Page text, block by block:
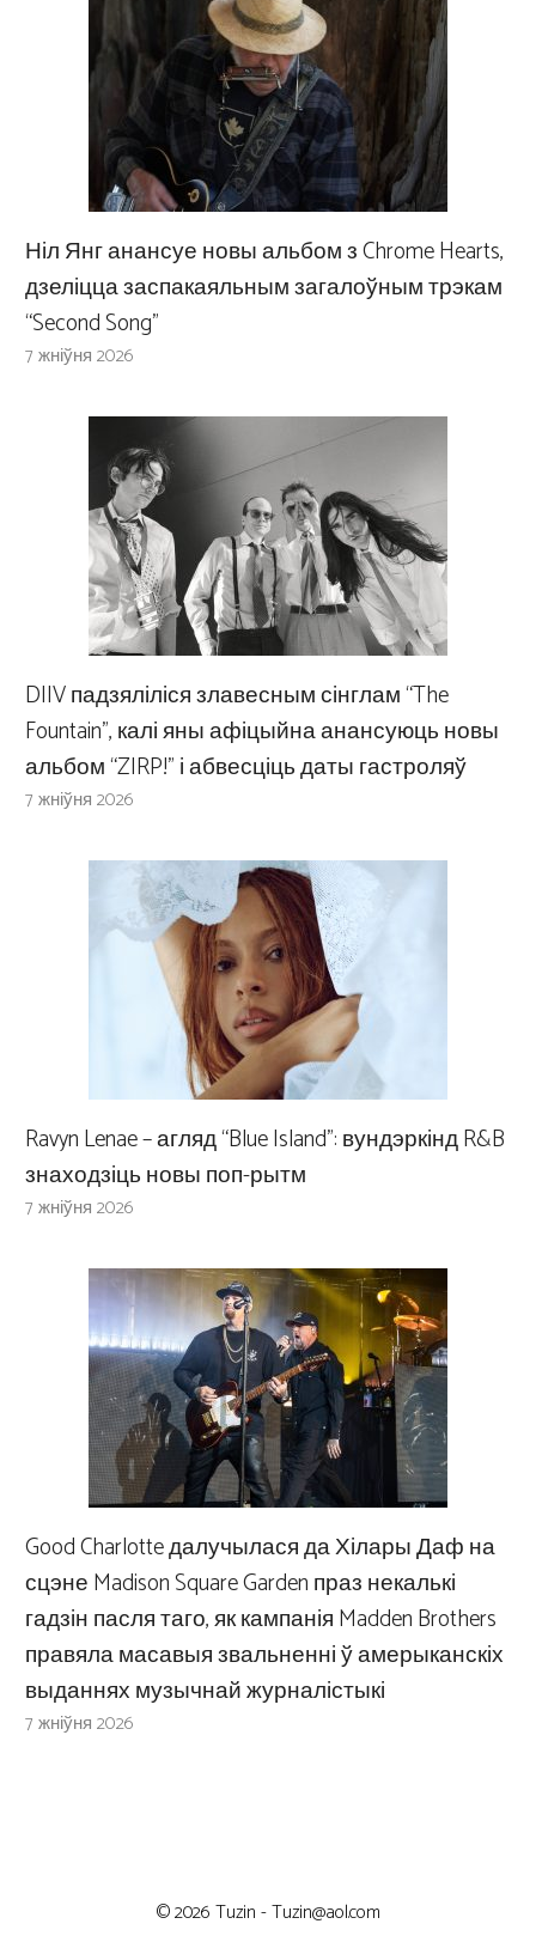
Ніл Янг анансуе новы альбом з Chrome Hearts,
дзеліцца заспакаяльным загалоўным трэкам
“Second Song”
7 жніўня 2026
DIIV падзяліліся злавесным сінглам “The
Fountain”, калі яны афіцыйна анансуюць новы
альбом “ZIRP!” і абвесціць даты гастроляў
7 жніўня 2026
Ravyn Lenae – агляд “Blue Island”: вундэркінд R&B
знаходзіць новы поп-рытм
7 жніўня 2026
Good Charlotte далучылася да Хілары Даф на
сцэне Madison Square Garden праз некалькі
гадзін пасля таго, як кампанія Madden Brothers
правяла масавыя звальненні ў амерыканскіх
выданнях музычнай журналістыкі
7 жніўня 2026
© 2026 Tuzin -Tuzin@aol.com